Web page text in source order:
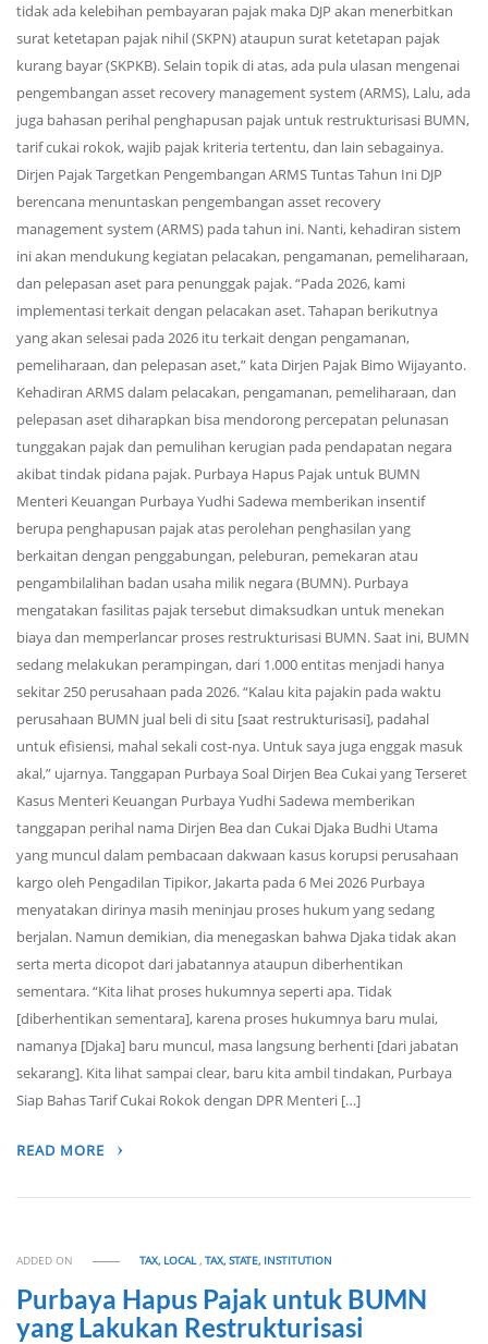
tidak ada kelebihan pembayaran pajak maka DJP akan menerbitkan
surat ketetapan pajak nihil (SKPN) ataupun surat ketetapan pajak
kurang bayar (SKPKB). Selain topik di atas, ada pula ulasan mengenai
pengembangan asset recovery management system (ARMS), Lalu, ada
juga bahasan perihal penghapusan pajak untuk restrukturisasi BUMN,
tarif cukai rokok, wajib pajak kriteria tertentu, dan lain sebagainya.
Dirjen Pajak Targetkan Pengembangan ARMS Tuntas Tahun Ini DJP
berencana menuntaskan pengembangan asset recovery
management system (ARMS) pada tahun ini. Nanti, kehadiran sistem
ini akan mendukung kegiatan pelacakan, pengamanan, pemeliharaan,
dan pelepasan aset para penunggak pajak. “Pada 2026, kami
implementasi terkait dengan pelacakan aset. Tahapan berikutnya
yang akan selesai pada 2026 itu terkait dengan pengamanan,
pemeliharaan, dan pelepasan aset,” kata Dirjen Pajak Bimo Wijayanto.
Kehadiran ARMS dalam pelacakan, pengamanan, pemeliharaan, dan
pelepasan aset diharapkan bisa mendorong percepatan pelunasan
tunggakan pajak dan pemulihan kerugian pada pendapatan negara
akibat tindak pidana pajak. Purbaya Hapus Pajak untuk BUMN
Menteri Keuangan Purbaya Yudhi Sadewa memberikan insentif
berupa penghapusan pajak atas perolehan penghasilan yang
berkaitan dengan penggabungan, peleburan, pemekaran atau
pengambilalihan badan usaha milik negara (BUMN). Purbaya
mengatakan fasilitas pajak tersebut dimaksudkan untuk menekan
biaya dan memperlancar proses restrukturisasi BUMN. Saat ini, BUMN
sedang melakukan perampingan, dari 1.000 entitas menjadi hanya
sekitar 250 perusahaan pada 2026. “Kalau kita pajakin pada waktu
perusahaan BUMN jual beli di situ [saat restrukturisasi], padahal
untuk efisiensi, mahal sekali cost-nya. Untuk saya juga enggak masuk
akal,” ujarnya. Tanggapan Purbaya Soal Dirjen Bea Cukai yang Terseret
Kasus Menteri Keuangan Purbaya Yudhi Sadewa memberikan
tanggapan perihal nama Dirjen Bea dan Cukai Djaka Budhi Utama
yang muncul dalam pembacaan dakwaan kasus korupsi perusahaan
kargo oleh Pengadilan Tipikor, Jakarta pada 6 Mei 2026 Purbaya
menyatakan dirinya masih meninjau proses hukum yang sedang
berjalan. Namun demikian, dia menegaskan bahwa Djaka tidak akan
serta merta dicopot dari jabatannya ataupun diberhentikan
sementara. “Kita lihat proses hukumnya seperti apa. Tidak
[diberhentikan sementara], karena proses hukumnya baru mulai,
namanya [Djaka] baru muncul, masa langsung berhenti [dari jabatan
sekarang]. Kita lihat sampai clear, baru kita ambil tindakan, Purbaya
Siap Bahas Tarif Cukai Rokok dengan DPR Menteri […]
READ MORE
ADDED ON TAX, LOCAL,TAX, STATE, INSTITUTION
Purbaya Hapus Pajak untuk BUMN
yang Lakukan Restrukturisasi